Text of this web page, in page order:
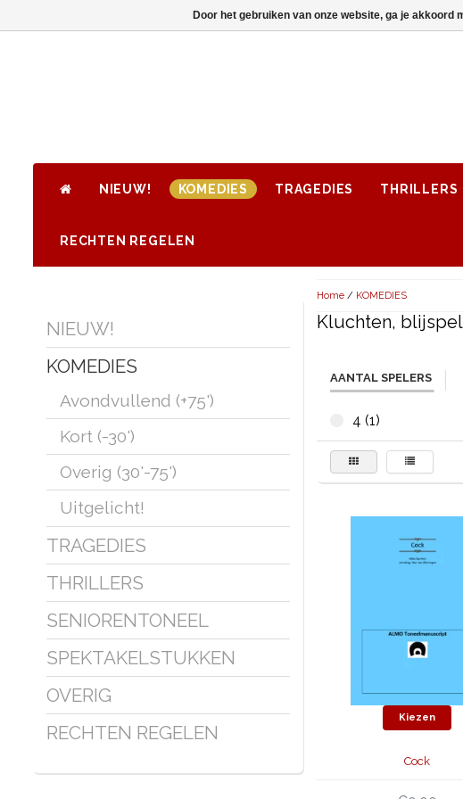
NIEUW! KOMEDIES TRAGEDIES THRILLERS
RECHTEN REGELEN
NIEUW!
KOMEDIES
Avondvullend (+75')
Kort (-30')
Overig (30'-75')
Uitgelicht!
TRAGEDIES
THRILLERS
SENIORENTONEEL
SPEKTAKELSTUKKEN
OVERIG
RECHTEN REGELEN
Home/ KOMEDIES
Kluchten,
AANTAL SPELERS
4 (1)
Kiezen
Cock
Door het gebruiken van onze website, ga je